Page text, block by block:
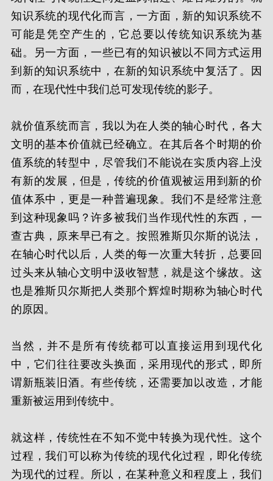
知识系统的现代化而言，一方面，新的知识系统不
可能是凭空产生的，它总要以传统知识系统为基
础。另一方面，一些已有的知识被以不同方式运用
到新的知识系统中，在新的知识系统中复活了。因
而，在现代性中我们总可发现传统的影子。
就价值系统而言，我以为在人类的轴心时代，各大
文明的基本价值就已经确立。在其后各个时期的价
值系统的转型中，尽管我们不能说在实质内容上没
有新的发展，但是，传统的价值观被运用到新的价
值体系中，更是一种普遍现象。我们不是经常注意
到这种现象吗？许多被我们当作现代性的东西，一
查古典，原来早已有之。按照雅斯贝尔斯的说法，
在轴心时代以后，人类的每一次重大转折，总要回
过头来从轴心文明中汲收智慧，就是这个缘故。这
也是雅斯贝尔斯把人类那个辉煌时期称为轴心时代
的原因。
当然，并不是所有传统都可以直接运用到现代化
中，它们往往要改头换面，采用现代的形式，即所
谓新瓶装旧酒。有些传统，还需要加以改造，才能
重新被运用到传统中。
就这样，传统性在不知不觉中转换为现代性。这个
过程，我们可以称为传统的现代化过程，即化传统
为现代的过程。所以，在某种意义和程度上，我们